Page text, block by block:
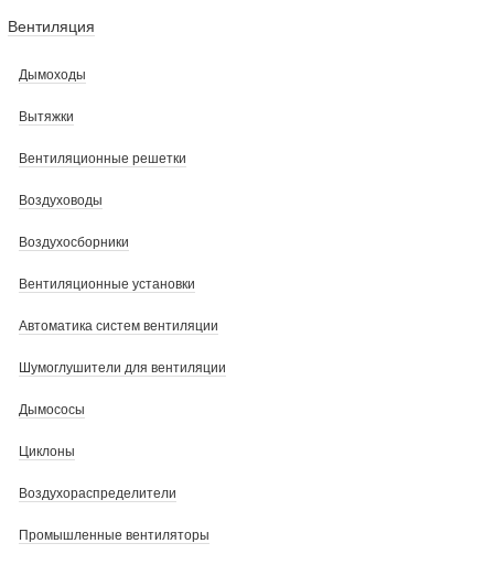
Вентиляция
Дымоходы
Вытяжки
Вентиляционные решетки
Воздуховоды
Воздухосборники
Вентиляционные установки
Автоматика систем вентиляции
Шумоглушители для вентиляции
Дымососы
Циклоны
Воздухораспределители
Промышленные вентиляторы